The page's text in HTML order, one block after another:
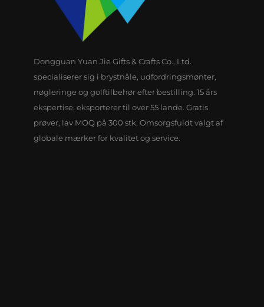
Dongguan Yuan Jie Gifts & Crafts Co., Ltd.
specialiserer sig i brystnåle, udfordringsmønter,
nøgleringe og golftilbehør efter bestilling. 15 års
ekspertise, eksporterer til over 55 lande. Gratis
prøver, lav MOQ på 300 stk. Omsorgsfuldt valgt af
globale mærker for kvalitet og service.